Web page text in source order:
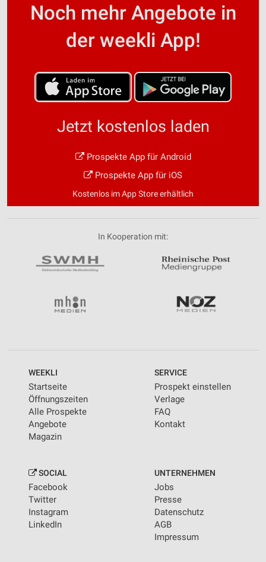
Noch mehr Angebote in
der weekli App!
Jetzt kostenlos laden
Prospekte App für Android
Prospekte App für iOS
Kostenlos im App Store erhältlich
In Kooperation mit:
WEEKLI
Startseite
Öffnungszeiten
Alle Prospekte
Angebote
Magazin
SERVICE
Prospekt einstellen
Verlage
FAQ
Kontakt
SOCIAL
Facebook
Twitter
Instagram
LinkedIn
UNTERNEHMEN
Jobs
Presse
Datenschutz
AGB
Impressum